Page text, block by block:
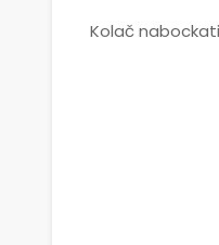
Kolač